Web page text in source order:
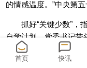
的情感温度。”中央第
抓好“关键少数”，指
自学计划，党委书记带
习，不仅要学习习近
讲话、读指定教材，
首页 快讯